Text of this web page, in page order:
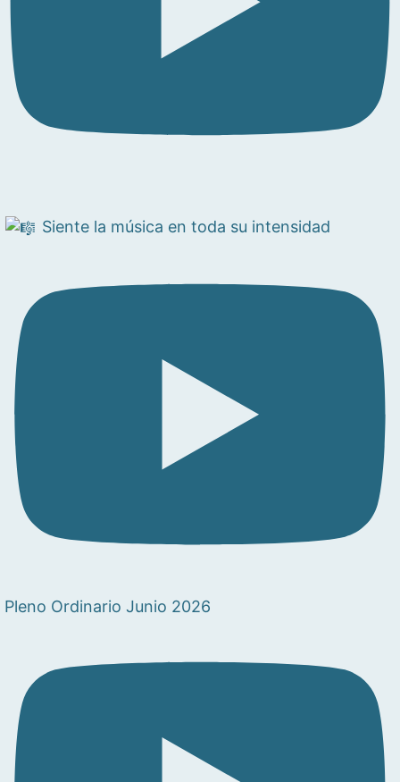
Siente la música en toda su intensidad
Pleno Ordinario Junio 2026